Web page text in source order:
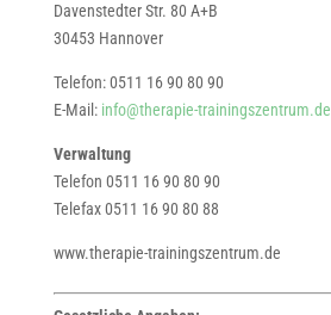
Davenstedter Str. 80 A+B
30453 Hannover
Telefon: 0511 16 90 80 90
E-Mail: info@therapie-trainingszentrum.de
Verwaltung
Telefon 0511 16 90 80 90
Telefax 0511 16 90 80 88
www.therapie-trainingszentrum.de